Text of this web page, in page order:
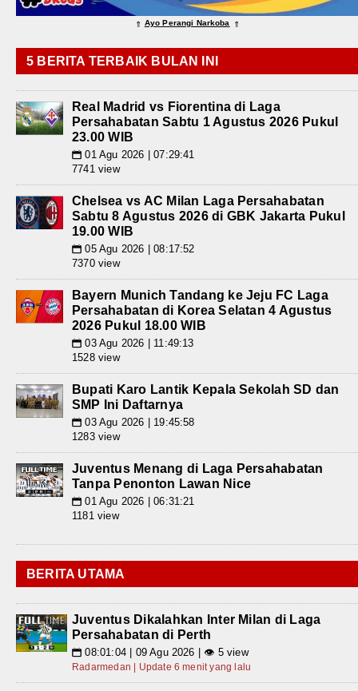
⇑ Ayo Perangi Narkoba ⇑
5 BERITA TERBAIK BULAN INI
Real Madrid vs Fiorentina di Laga
Persahabatan Sabtu 1 Agustus 2026 Pukul
23.00 WIB
📅 01 Agu 2026 | 07:29:41
7741 view
Chelsea vs AC Milan Laga Persahabatan
Sabtu 8 Agustus 2026 di GBK Jakarta Pukul
19.00 WIB
📅 05 Agu 2026 | 08:17:52
7370 view
Bayern Munich Tandang ke Jeju FC Laga
Persahabatan di Korea Selatan 4 Agustus
2026 Pukul 18.00 WIB
📅 03 Agu 2026 | 11:49:13
1528 view
Bupati Karo Lantik Kepala Sekolah SD dan
SMP Ini Daftarnya
📅 03 Agu 2026 | 19:45:58
1283 view
Juventus Menang di Laga Persahabatan
Tanpa Penonton Lawan Nice
📅 01 Agu 2026 | 06:31:21
1181 view
BERITA UTAMA
Juventus Dikalahkan Inter Milan di Laga
Persahabatan di Perth
📅 08:01:04 | 09 Agu 2026 | 👁 5 view
Radarmedan | Update 6 menit yang lalu